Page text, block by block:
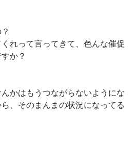
れって言ってきて、色んな催促
か？
かはもうつながらないようにな
、そのまんまの状況になってる